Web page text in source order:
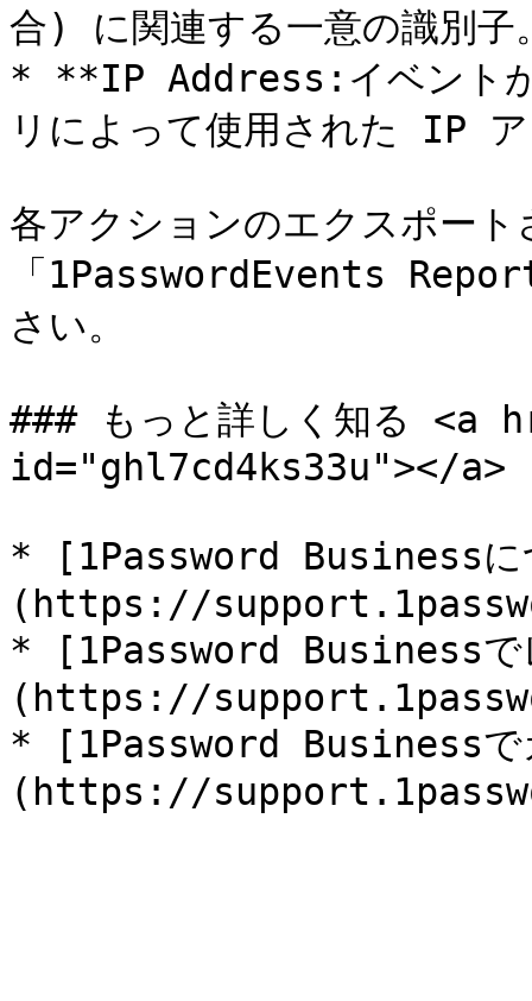
合) に関連する一意の識別
* **IP Address:イベントが
リによって使用された IP
各アクションのエクスポー
「1PasswordEvents
さい。
### もっと詳しく知る <a
id="ghl7cd4ks33u"></a>
* [1Password Businessに
(https://
* [1Password Businessで
(https://
* [1Password Businessで